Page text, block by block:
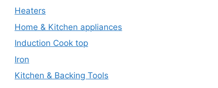
Heaters
Home & Kitchen appliances
Induction Cook top
Iron
Kitchen & Backing Tools